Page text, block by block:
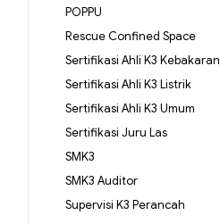
POPPU
Rescue Confined Space
Sertifikasi Ahli K3 Kebakaran
Sertifikasi Ahli K3 Listrik
Sertifikasi Ahli K3 Umum
Sertifikasi Juru Las
SMK3
SMK3 Auditor
Supervisi K3 Perancah